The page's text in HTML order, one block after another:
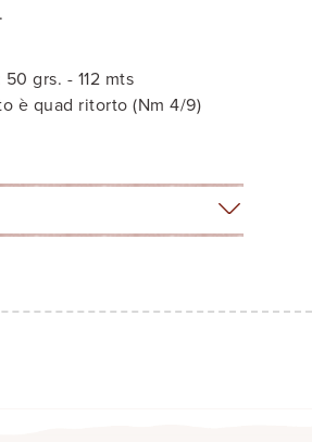
50 grs. - 112 mts
è quad ritorto (Nm 4/9)